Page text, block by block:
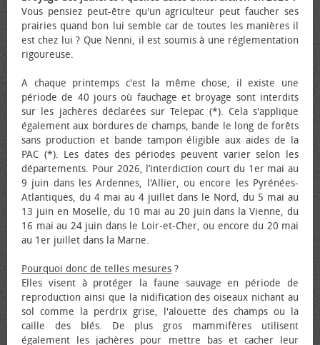
Vous pensiez peut-être qu'un agriculteur peut faucher ses
prairies quand bon lui semble car de toutes les manières il
est chez lui ? Que Nenni, il est soumis à une réglementation
rigoureuse.
A chaque printemps c'est la même chose, il existe une
période de 40 jours où fauchage et broyage sont interdits
sur les jachères déclarées sur Telepac (*). Cela s'applique
également aux bordures de champs, bande le long de forêts
sans production et bande tampon éligible aux aides de la
PAC (*). Les dates des périodes peuvent varier selon les
départements. Pour 2026, l’interdiction court du 1er mai au
9 juin dans les Ardennes, l'Allier, ou encore les Pyrénées-
Atlantiques, du 4 mai au 4 juillet dans le Nord, du 5 mai au
13 juin en Moselle, du 10 mai au 20 juin dans la Vienne, du
16 mai au 24 juin dans le Loir-et-Cher, ou encore du 20 mai
au 1er juillet dans la Marne.
Pourquoi donc de telles mesures ?
Elles visent à protéger la faune sauvage en période de
reproduction ainsi que la nidification des oiseaux nichant au
sol comme la perdrix grise, l'alouette des champs ou la
caille des blés. De plus gros mammifères utilisent
également les jachères pour mettre bas et cacher leur